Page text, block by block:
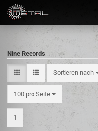
Nine Records
Sortieren nach
100 pro Seite
1